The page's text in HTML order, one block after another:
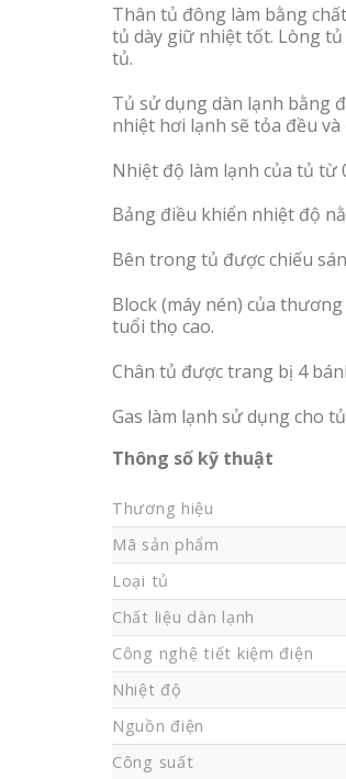
Thân tủ đông làm bằng
tủ dày giữ nhiệt tốt. Lòng
tủ.
Tủ sử dụng dàn lạnh bằng
nhiệt hơi lạnh sẽ tỏa đều
Nhiệt độ làm lạnh của tủ từ
Bảng điều khiển nhiệt độ
Bên trong tủ được chiếu
Block (máy nén) của
tuổi thọ cao.
Chân tủ được trang bị 4
Gas làm lạnh sử dụng cho
Thông số kỹ thuật
Thương hiệu
Mã sản phẩm
Loại tủ
Chất liệu dàn lạnh
Công nghệ tiết kiệm điện
Nhiệt độ
Nguồn điện
Công suất